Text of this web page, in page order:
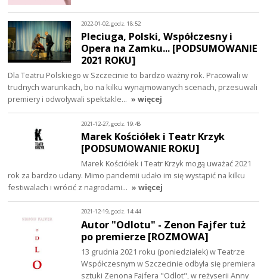
2022-01-02, godz. 18:52
Pleciuga, Polski, Współczesny i
Opera na Zamku... [PODSUMOWANIE
2021 ROKU]
Dla Teatru Polskiego w Szczecinie to bardzo ważny rok. Pracowali w
trudnych warunkach, bo na kilku wynajmowanych scenach, przesuwali
premiery i odwoływali spektakle… » więcej
2021-12-27, godz. 19:48
Marek Kościółek i Teatr Krzyk
[PODSUMOWANIE ROKU]
Marek Kościółek i Teatr Krzyk mogą uważać 2021
rok za bardzo udany. Mimo pandemii udało im się wystąpić na kilku
festiwalach i wrócić z nagrodami… » więcej
2021-12-19, godz. 14:44
Autor "Odlotu" - Zenon Fajfer tuż
po premierze [ROZMOWA]
13 grudnia 2021 roku (poniedziałek) w Teatrze
Współczesnym w Szczecinie odbyła się premiera
sztuki Zenona Fajfera "Odlot", w reżyserii Anny